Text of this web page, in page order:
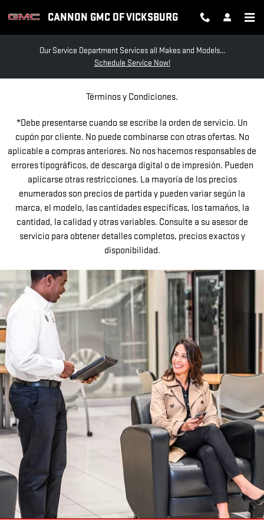
OFERTAS DE SERVICIO EN
CANNON GMC OF VICKSBURG
Our Service Department Services all Makes and Models...
Schedule Service Now!
Términos y Condiciones.
*Debe presentarse cuando se escribe la orden de servicio. Un
cupón por cliente. No puede combinarse con otras ofertas. No
aplicable a compras anteriores. No nos hacemos responsables de
errores tipográficos, de descarga digital o de impresión. Pueden
aplicarse otras restricciones. La mayoría de los precios
enumerados son precios de partida y pueden variar según la
marca, el modelo, las cantidades específicas, los tamaños, la
cantidad, la calidad y otras variables. Consulte a su asesor de
servicio para obtener detalles completos, precios exactos y
disponibilidad.